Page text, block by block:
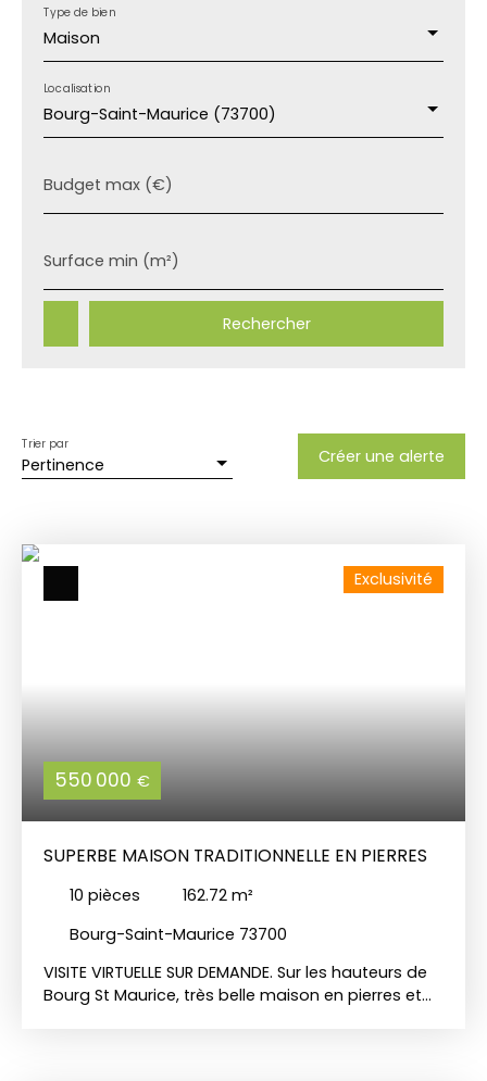
Maison
Type de bien
Bourg-Saint-Maurice (73700)
Localisation
Budget max (€)
Surface min (m²)
Rechercher
Pertinence
Trier par
Créer une alerte
550 000 €
Exclusivité
SUPERBE MAISON TRADITIONNELLE EN PIERRES
10 pièces 162.72 m²
Bourg-Saint-Maurice 73700
VISITE VIRTUELLE SUR DEMANDE. Sur les hauteurs de
Bourg St Maurice, très belle maison en pierres et